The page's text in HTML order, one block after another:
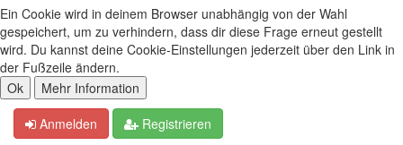
Ein Cookie wird in deinem Browser unabhängig von der Wahl
gespeichert, um zu verhindern, dass dir diese Frage erneut gestellt
wird. Du kannst deine Cookie-Einstellungen jederzeit über den Link in
der Fußzeile ändern.
Anmelden Registrieren